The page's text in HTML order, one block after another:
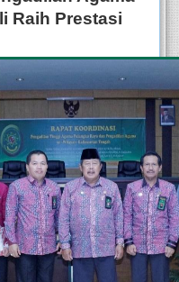
Raih Prestasi